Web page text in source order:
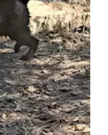
One
drugi i često